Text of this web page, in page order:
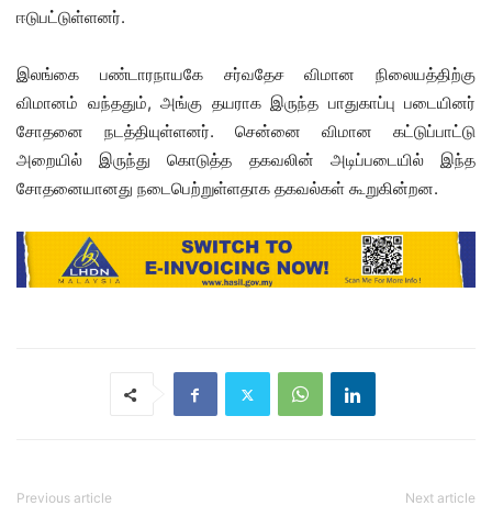
ஈடுபட்டுள்ளனர்.
இலங்கை பண்டாரநாயகே சர்வதேச விமான நிலையத்திற்கு
விமானம் வந்ததும், அங்கு தயராக இருந்த பாதுகாப்பு படையினர்
சோதனை நடத்தியுள்ளனர். சென்னை விமான கட்டுப்பாட்டு
அறையில் இருந்து கொடுத்த தகவலின் அடிப்படையில் இந்த
சோதனையானது நடைபெற்றுள்ளதாக தகவல்கள் கூறுகின்றன.
Previous article Next article